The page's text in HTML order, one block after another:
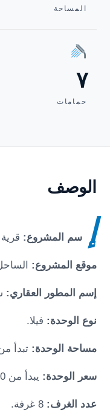
المساحة
٧
حمامات
الوصف
إ سم المشروع:
موقع المشروع:
إسم المطور العقاري:
نوع الوحدة: فيلا.
مساحة الوحدة:تبدأ من 380 متراً
سعر الوحدة: يبدأ من 48,830,000 جنيهاً مصرياً.
عدد الغرف: 8 غرفة.